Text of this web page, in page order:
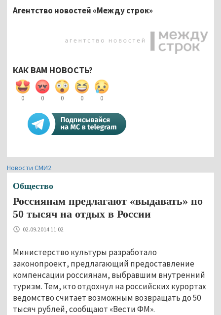
Агентство новостей «Между строк»
КАК ВАМ НОВОСТЬ?
0 0 0 0 0
Новости СМИ2
Общество
Россиянам предлагают «выдавать» по
50 тысяч на отдых в России
02.09.2014 11:02
Министерство культуры разработало
законопроект, предлагающий предоставление
компенсации россиянам, выбравшим внутренний
туризм. Тем, кто отдохнул на российских курортах
ведомство считает возможным возвращать до 50
тысяч рублей, сообщают «Вести ФМ».